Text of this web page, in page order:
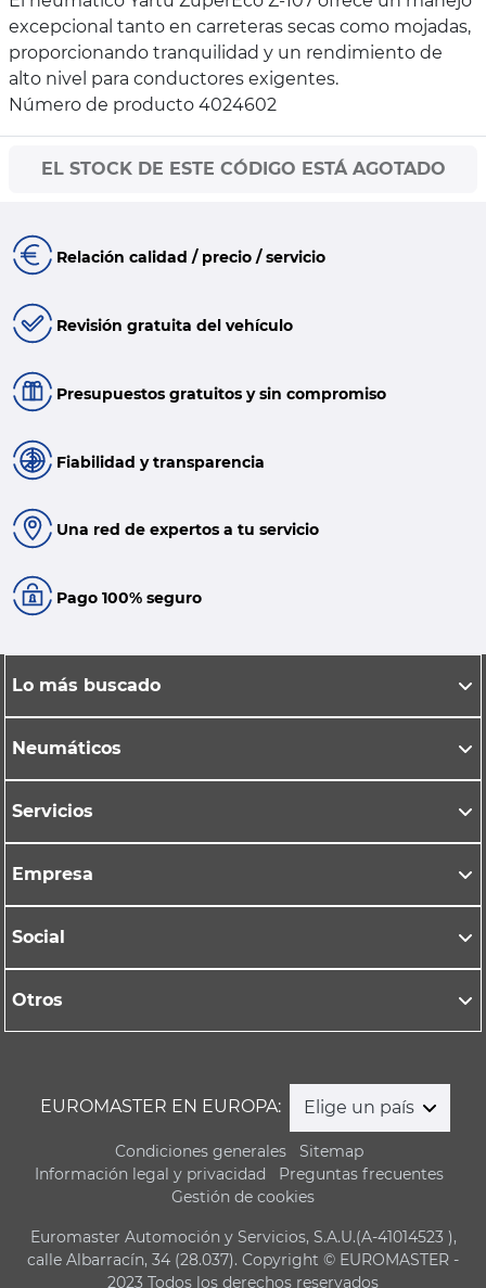
excepcional tanto en carreteras secas como mojadas,
proporcionando tranquilidad y un rendimiento de
alto nivel para conductores exigentes.
Número de producto 4024602
EL STOCK DE ESTE CÓDIGO ESTÁ AGOTADO
Relación calidad / precio / servicio
Revisión gratuita del vehículo
Presupuestos gratuitos y sin compromiso
Fiabilidad y transparencia
Una red de expertos a tu servicio
Pago 100% seguro
Lo más buscado
Neumáticos
Servicios
Empresa
Social
Otros
EUROMASTER EN EUROPA: Elige un país
Condiciones generales
Sitemap
Información legal y privacidad
Preguntas frecuentes
Gestión de cookies
Euromaster Automoción y Servicios, S.A.U.(A-41014523 ),
calle Albarracín, 34 (28.037). Copyright © EUROMASTER -
2023 Todos los derechos reservados